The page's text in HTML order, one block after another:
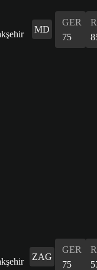
MD
GER
75
ZAG
GER
75